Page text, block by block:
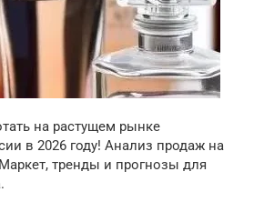
на растущем рынке
в 2026 году! Анализ продаж на
тренды и прогнозы для